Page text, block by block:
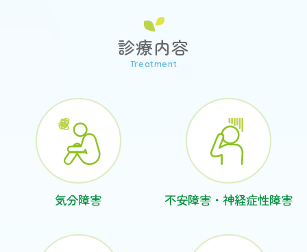
診療内容
気分障害 不安障害・ 神経症性障害